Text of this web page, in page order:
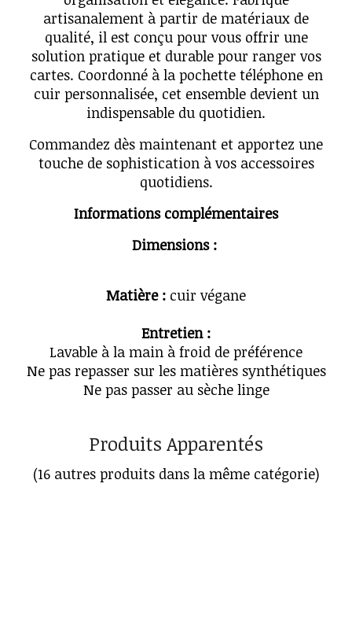
artisanalement à partir de matériaux de
qualité, il est conçu pour vous offrir une
solution pratique et durable pour ranger vos
cartes. Coordonné à la pochette téléphone en
cuir personnalisée, cet ensemble devient un
indispensable du quotidien.
Commandez dès maintenant et apportez une
touche de sophistication à vos accessoires
quotidiens.
Informations complémentaires
Dimensions :
Matière : cuir végane
Entretien :
Lavable à la main à froid de préférence
Ne pas repasser sur les matières synthétiques
Ne pas passer au sèche linge
Produits Apparentés
(16 autres produits dans la même catégorie)